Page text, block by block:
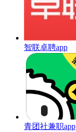
智联卓聘app
青团社兼职app